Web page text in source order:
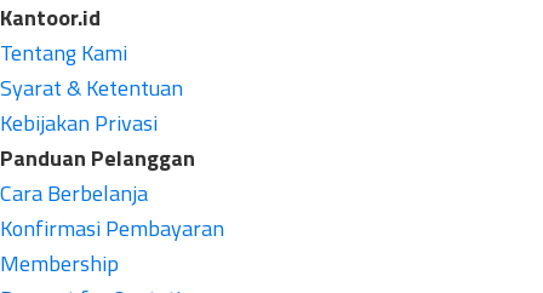
Kantoor.id
Tentang Kami
Syarat & Ketentuan
Kebijakan Privasi
Panduan Pelanggan
Cara Berbelanja
Konfirmasi Pembayaran
Membership